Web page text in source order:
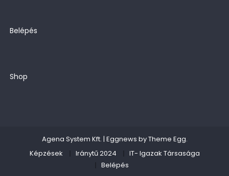
Belépés
Shop
Agena System Kft. | Eggnews byTheme Egg.
Képzések
Iránytű 2024
IT- Igazak Társasága
Belépés